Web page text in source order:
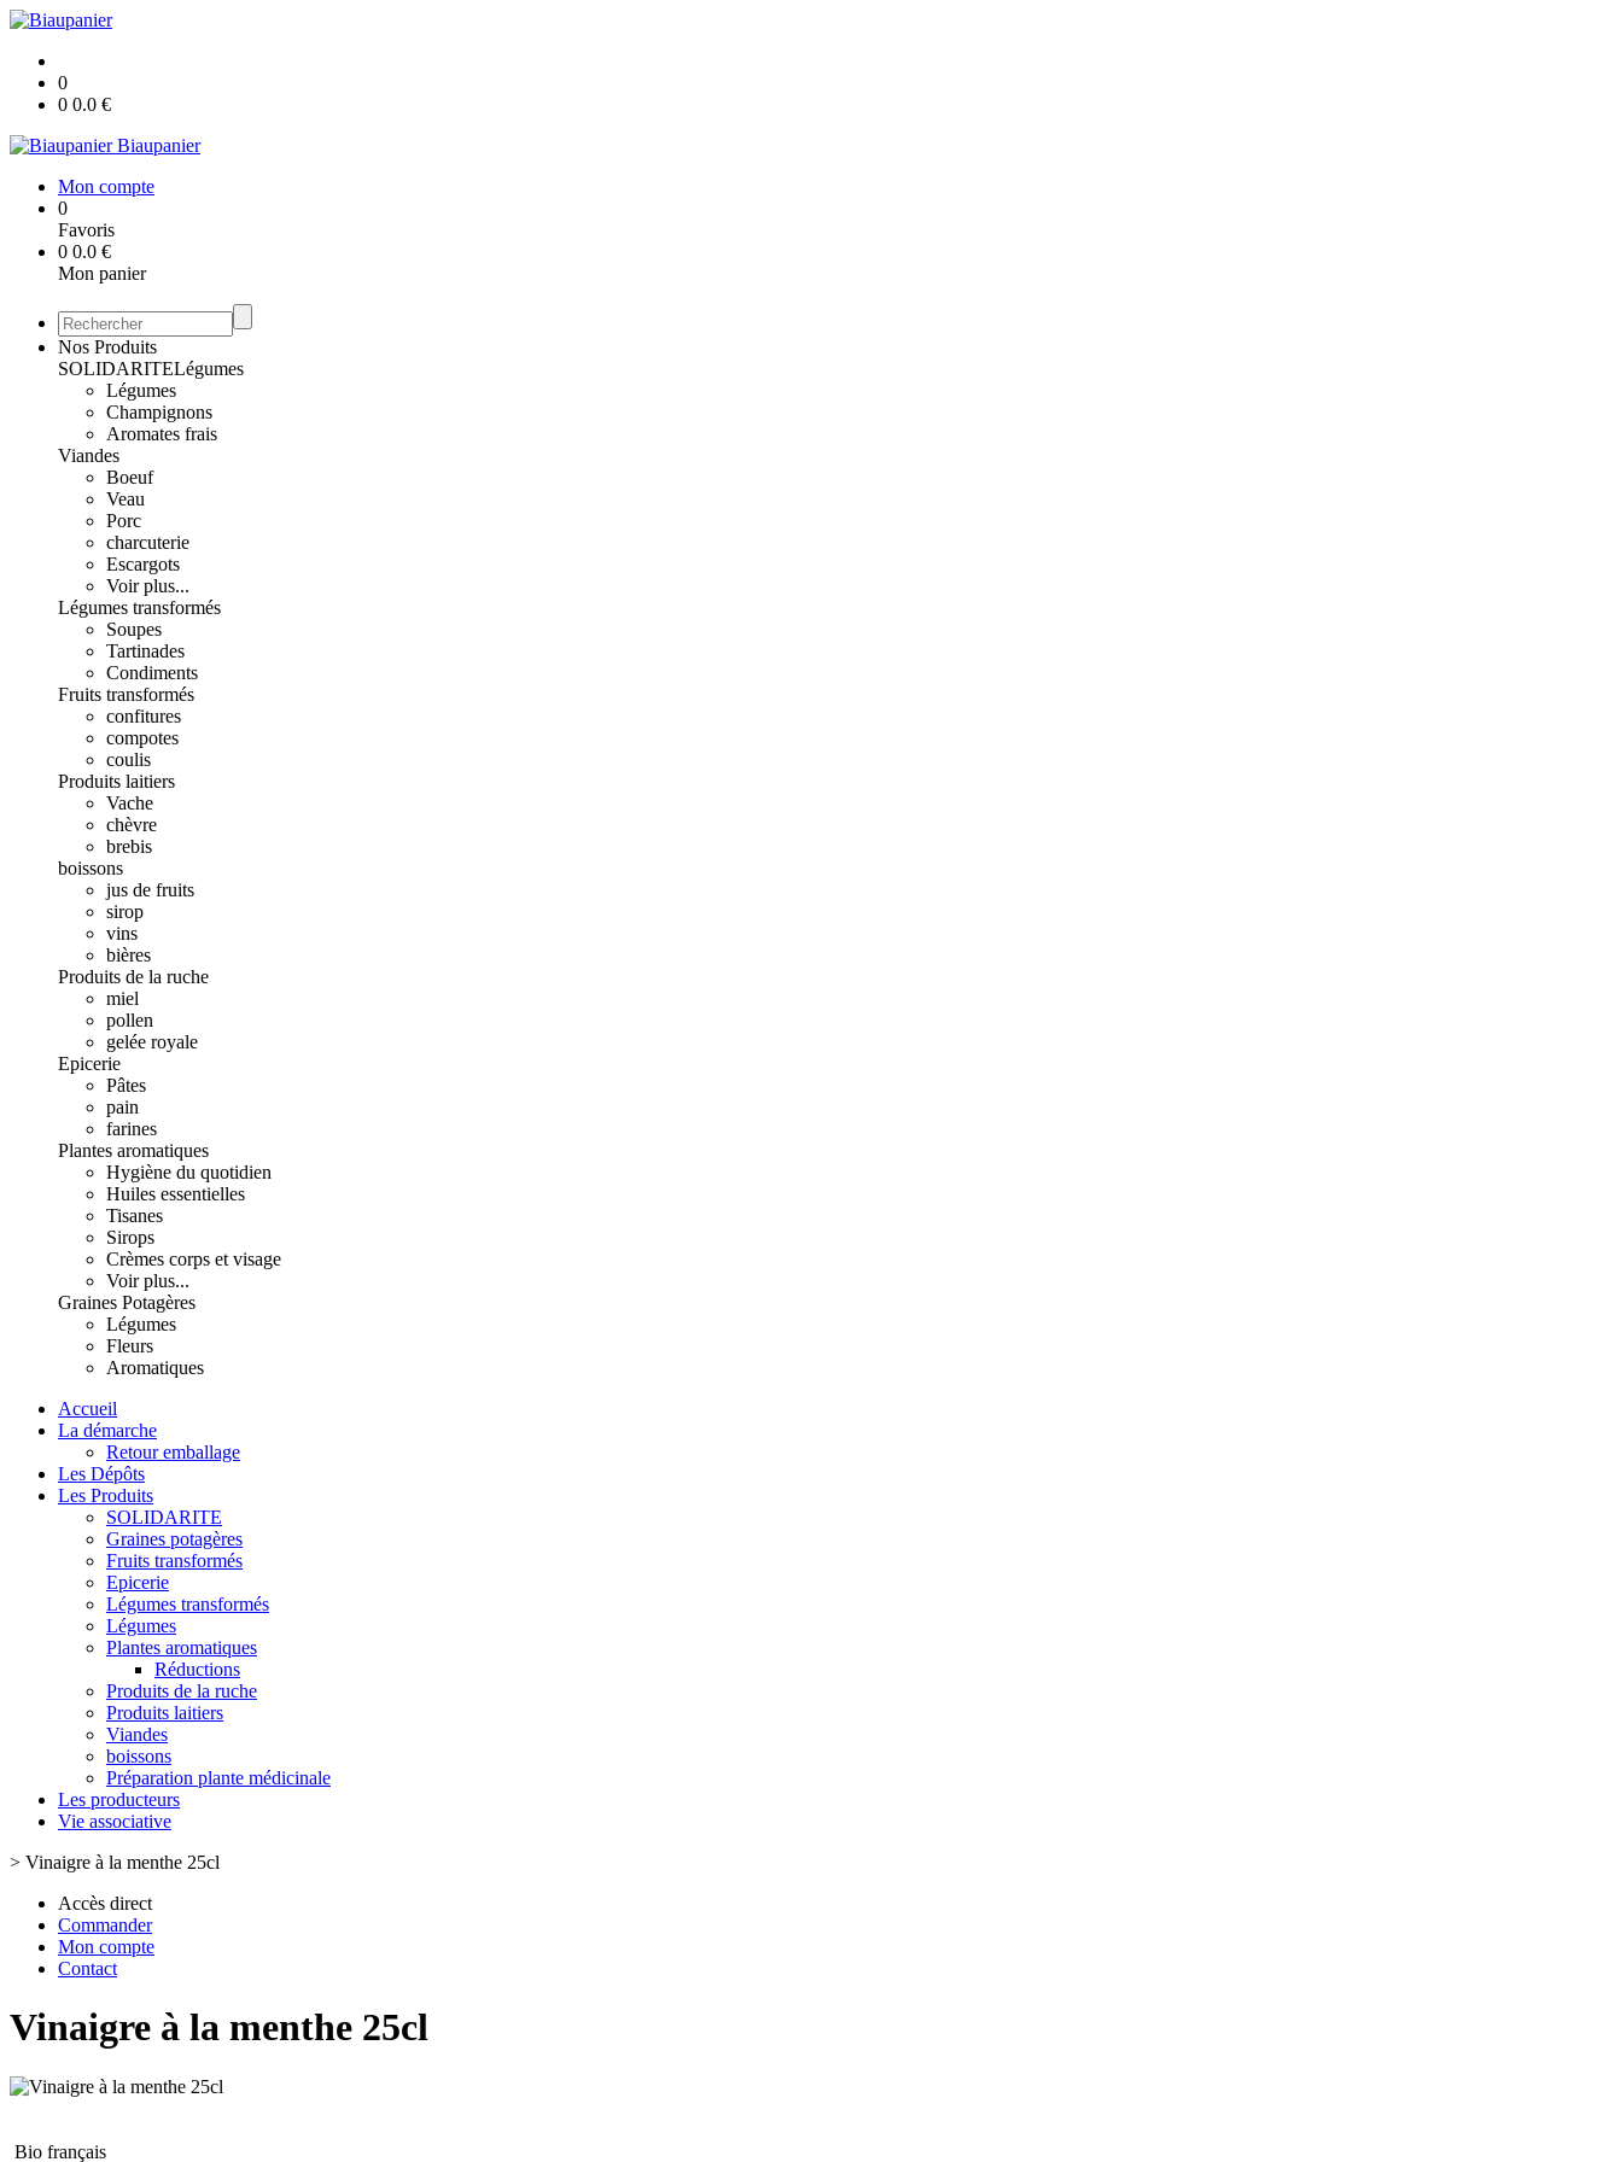
0
0 0.0 €
Biaupanier
Mon compte
0
Favoris
0 0.0 €
Mon panier
Nos Produits
SOLIDARITELégumes
Légumes
Champignons
Aromates frais
Viandes
Boeuf
Veau
Porc
charcuterie
Escargots
Voir plus...
Légumes transformés
Soupes
Tartinades
Condiments
Fruits transformés
confitures
compotes
coulis
Produits laitiers
Vache
chèvre
brebis
boissons
jus de fruits
sirop
vins
bières
Produits de la ruche
miel
pollen
gelée royale
Epicerie
Pâtes
pain
farines
Plantes aromatiques
Hygiène du quotidien
Huiles essentielles
Tisanes
Sirops
Crèmes corps et visage
Voir plus...
Graines Potagères
Légumes
Fleurs
Aromatiques
Accueil
La démarche
Retour emballage
Les Dépôts
Les Produits
SOLIDARITE
Graines potagères
Fruits transformés
Epicerie
Légumes transformés
Légumes
Plantes aromatiques
Réductions
Produits de la ruche
Produits laitiers
Viandes
boissons
Préparation plante médicinale
Les producteurs
Vie associative
> Vinaigre à la menthe 25cl
Accès direct
Commander
Mon compte
Contact
Vinaigre à la menthe 25cl
Bio français